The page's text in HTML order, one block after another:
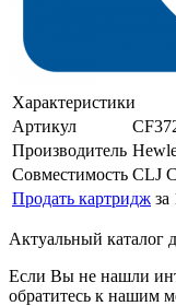
Характеристики
Артикул
Производитель
Совместимость CLJ
Продать картридж за
Актуальный каталог
Если Вы не нашли
обратитесь к нашим